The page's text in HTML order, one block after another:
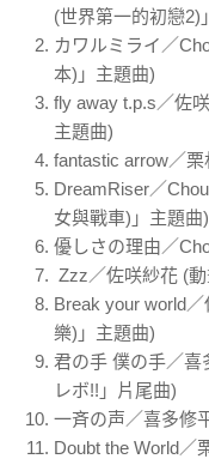
(世界第一的初戀2)
カワルミライ／
本)」主題曲)
fly away t.p.s／佐
主題曲)
fantastic arrow／栗
DreamRiser／
女與戰車)」主題曲)
優しさの理由／
Zzz／佐咲紗花 (
Break your world
樂)」主題曲)
君の手 僕の手／
レボ!!」片尾曲)
一斉の声／喜多修
Doubt the World／